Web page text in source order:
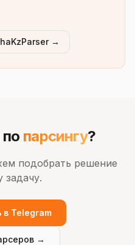
→
парсингу?
подобрать решение
задачу.
в Telegram
→